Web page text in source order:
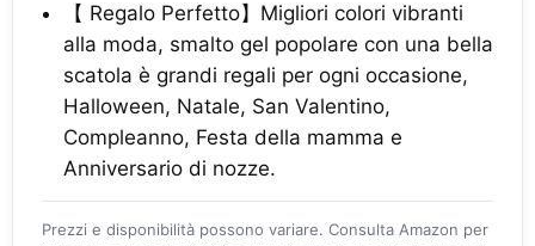
【 Regalo Perfetto】Migliori colori vibranti
alla moda, smalto gel popolare con una bella
scatola è grandi regali per ogni occasione,
Halloween, Natale, San Valentino,
Compleanno, Festa della mamma e
Anniversario di nozze.
Prezzi e disponibilità possono variare. Consulta Amazon per